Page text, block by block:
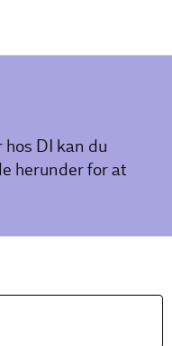
DI kan du
herunder for at